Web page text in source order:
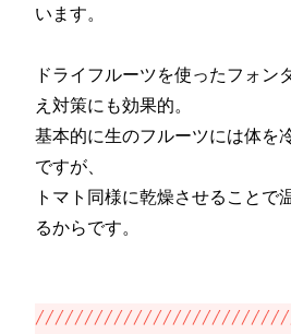
います。
ドライフルーツを使ったフォン
え対策にも効果的。
基本的に生のフルーツには体を
ですが、
トマト同様に乾燥させることで
るからです。